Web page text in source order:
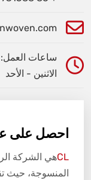
ساعات العمل:
الاثنين - الأحد
احصل على
CLهي الشركة
المنسوجة، حيث